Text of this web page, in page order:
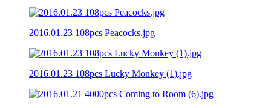
2016.01.23 108pcs Peacocks.jpg
2016.01.23 108pcs Lucky Monkey (1).jpg